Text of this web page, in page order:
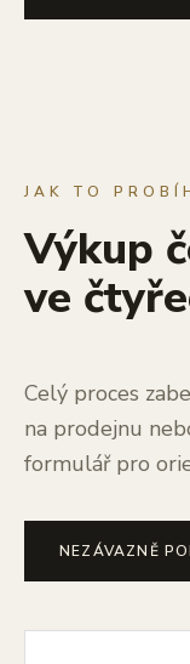
JAK TO
Výkup
ve
Celý proces
na prodejnu
formulář pro
NEZÁVAZNĚ